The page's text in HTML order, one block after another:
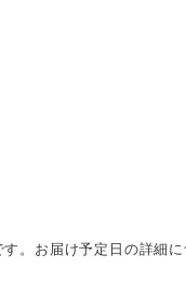
。お届け予定日の詳細